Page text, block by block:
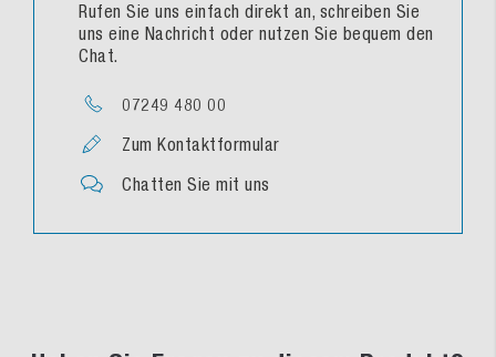
Rufen Sie uns einfach direkt an, schreiben Sie
uns eine Nachricht oder nutzen Sie bequem den
Chat.
07249 480 00
Zum Kontaktformular
Chatten Sie mit uns